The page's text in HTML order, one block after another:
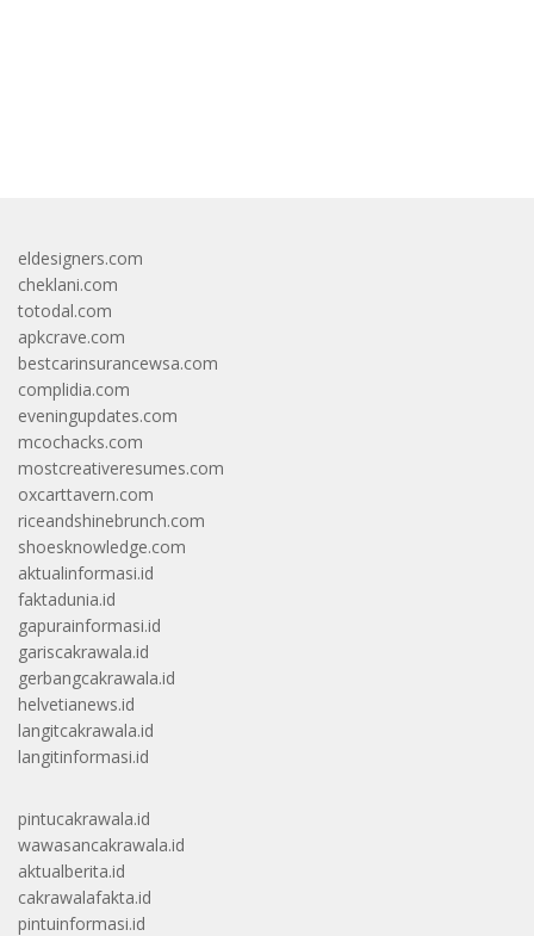
eldesigners.com
cheklani.com
totodal.com
apkcrave.com
bestcarinsurancewsa.com
complidia.com
eveningupdates.com
mcochacks.com
mostcreativeresumes.com
oxcarttavern.com
riceandshinebrunch.com
shoesknowledge.com
aktualinformasi.id
faktadunia.id
gapurainformasi.id
gariscakrawala.id
gerbangcakrawala.id
helvetianews.id
langitcakrawala.id
langitinformasi.id
pintucakrawala.id
wawasancakrawala.id
aktualberita.id
cakrawalafakta.id
pintuinformasi.id